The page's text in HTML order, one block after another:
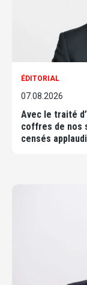
ÉDITORIAL
07.08.2026
Avec le traité
coffres de nos
censés